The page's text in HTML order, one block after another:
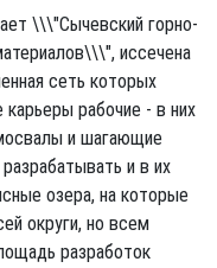
\\\"Сычевский горно-
иссечена
сеть которых
рабочие - в них
и шагающие
и в их
озера, на которые
округи, но всем
разработок